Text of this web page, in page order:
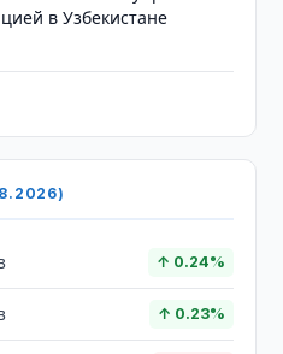
в Узбекистане
↑ 0.24%
↑ 0.23%